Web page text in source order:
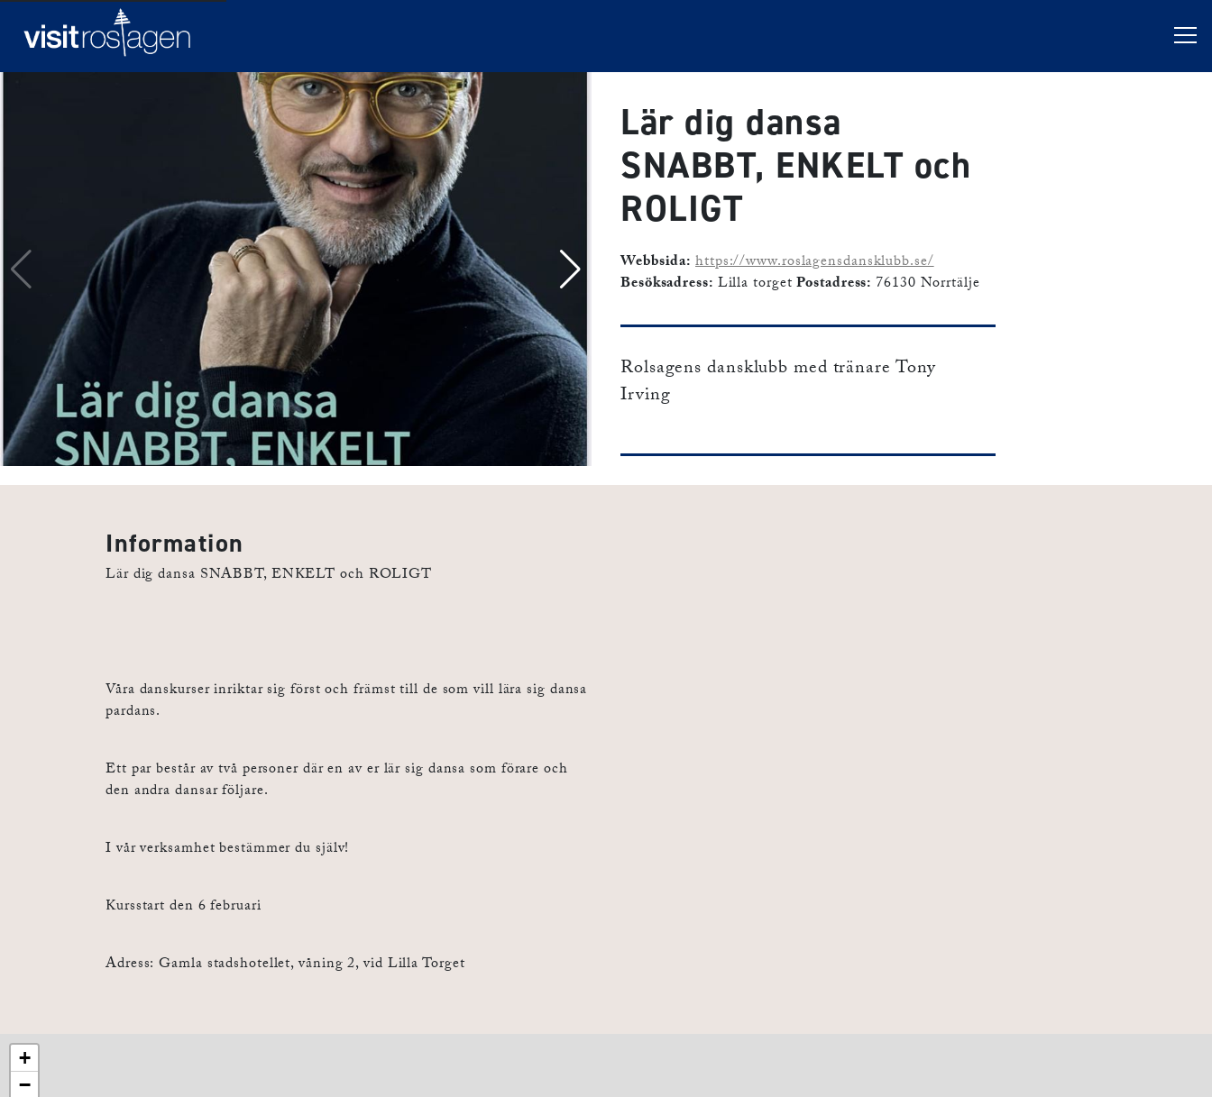
Lär dig dansa
SNABBT, ENKELT och
ROLIGT
Webbsida: https://www.roslagensdansklubb.se/
Besöksadress: Lilla torgetPostadress: 76130 Norrtälje
Rolsagens dansklubb med tränare Tony
Irving
Information
Lär dig dansa SNABBT, ENKELT och ROLIGT
Våra danskurser inriktar sig först och främst till de som vill lära sig dansa
pardans.
Ett par består av två personer där en av er lär sig dansa som förare och
den andra dansar följare.
I vår verksamhet bestämmer du själv!
Kursstart den 6 februari
Adress: Gamla stadshotellet, våning 2, vid Lilla Torget
+
−